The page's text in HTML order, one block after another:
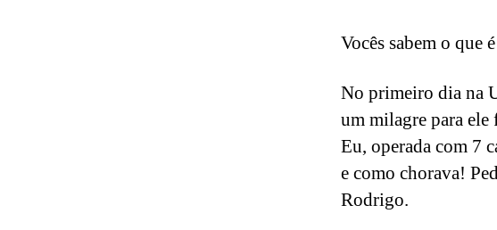
Vocês sabem o que
No primeiro dia na
um milagre para ele
Eu, operada com 7
e como chorava!
Rodrigo.